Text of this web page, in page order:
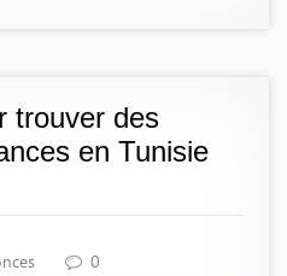
trouver des
en Tunisie
0